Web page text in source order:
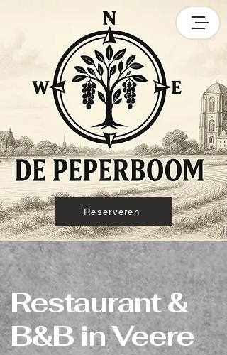
Reserveren
Restaurant &
B&B in Veere